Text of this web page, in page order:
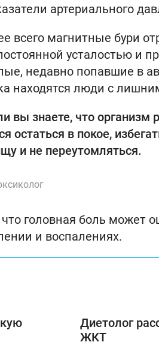
артериального
всего магнитные бури
усталостью и
недавно попавшие в
находятся люди с
вы знаете, что организм
остаться в покое,
и не переутомляться.
что головная боль может
и воспалениях.
Диетолог
ЖКТ